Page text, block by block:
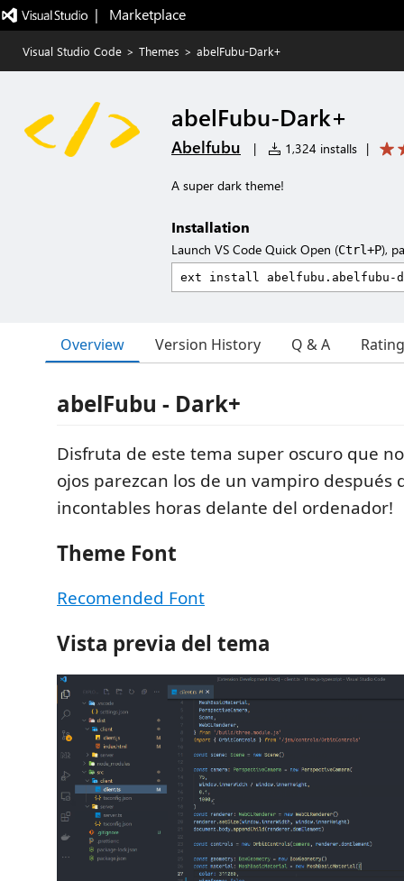
|   Marketplace
Visual Studio Code > Themes > abelFubu-Dark+
abelFubu-Dark+
Abelfubu | 1,324 installs |
A super dark theme!
Installation
Launch VS Code Quick Open (Ctrl+P),
Overview Version History Q & A
abelFubu - Dark+
Disfruta de este tema super oscuro que
ojos parezcan los de un vampiro después
incontables horas delante del ordenador!
Theme Font
Recomended Font
Vista previa del tema